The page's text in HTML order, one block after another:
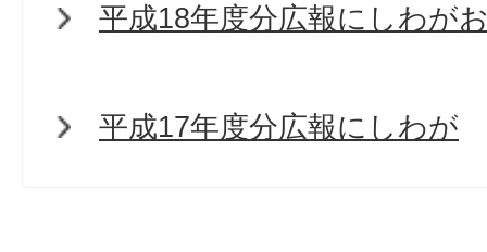
平成18年度分広報にしわが
平成17年度分広報にしわが